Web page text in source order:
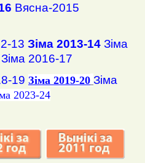
Вясна-2015
13 Зіма 2013-14 Зіма
Зіма 2016-17
19 Зіма 2019-20 Зіма
2023-24